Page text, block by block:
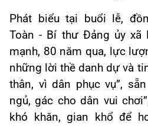
Phát biểu tại buổi lễ,
Toàn - Bí thư Đảng ủy xã
mạnh, 80 năm qua, lực
những lời thề danh dự và
thân, vì dân phục vụ”,
ngủ, gác cho dân vui
khó khăn, gian khổ để